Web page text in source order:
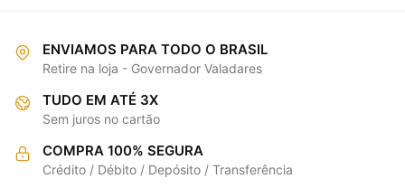
ENVIAMOS PARA TODO O BRASIL
Retire na loja - Governador Valadares
TUDO EM ATÉ 3X
Sem juros no cartão
COMPRA 100% SEGURA
Crédito / Débito / Depósito / Transferência